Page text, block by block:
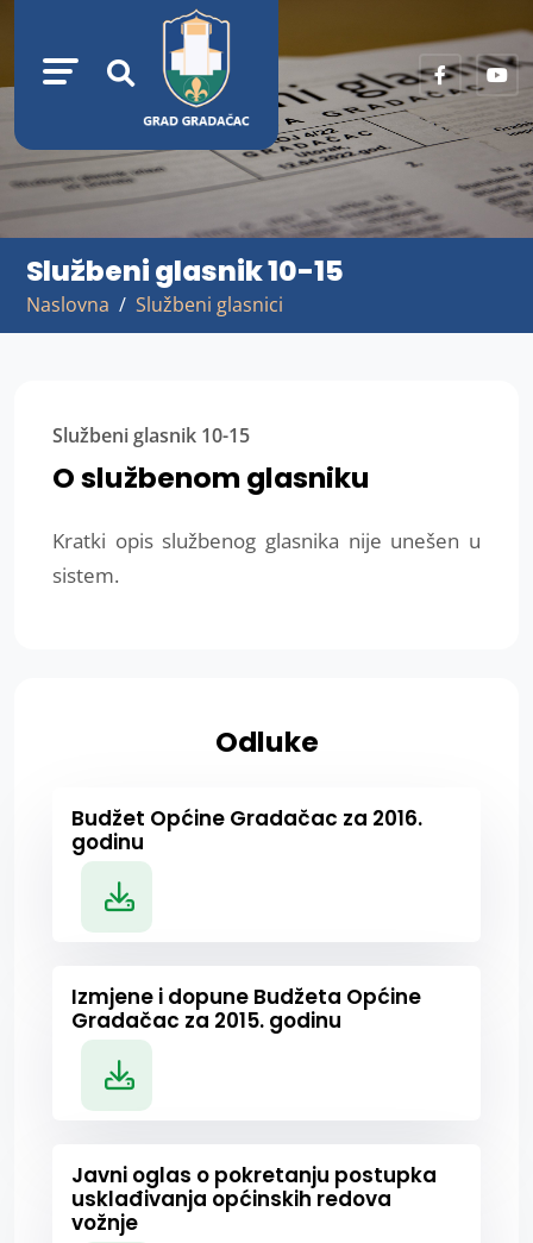
Službeni glasnik 10-15
Naslovna Službeni glasnici
Službeni glasnik 10-15
O službenom glasniku
Kratki opis službenog glasnika nije unešen u
sistem.
Odluke
Budžet Općine Gradačac za 2016.
godinu
Izmjene i dopune Budžeta Općine
Gradačac za 2015. godinu
Javni oglas o pokretanju postupka
usklađivanja općinskih redova
vožnje